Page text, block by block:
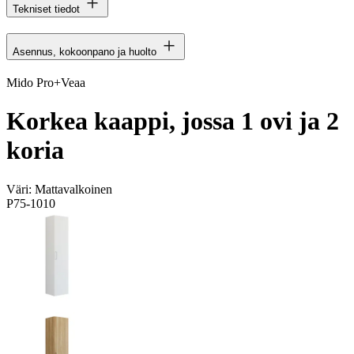
Tekniset tiedot
Asennus, kokoonpano ja huolto
Mido Pro+Veaa
Korkea kaappi, jossa 1 ovi ja 2
koria
Väri: Mattavalkoinen
P75-1010